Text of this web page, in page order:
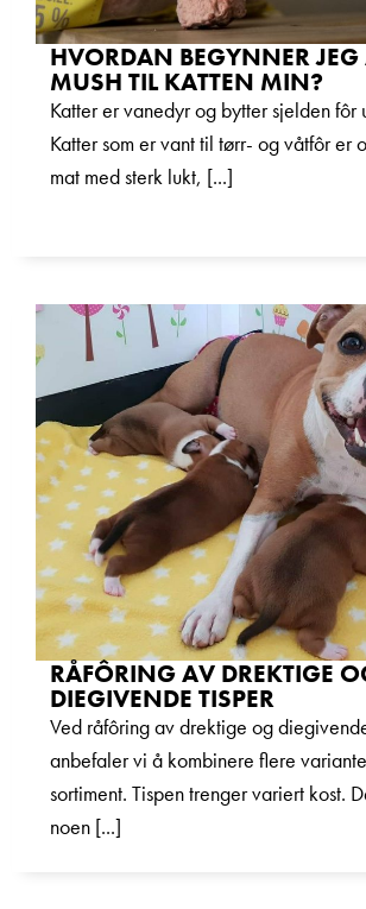
HVORDAN BEGYNNER JEG
MUSH TIL KATTEN MIN?
Katter er vanedyr og bytter sjelden fôr
Katter som er vant til tørr- og våtfôr er
mat med sterk lukt, [...]
RÅFÔRING AV DREKTIGE
DIEGIVENDE TISPER
Ved råfôring av drektige og
anbefaler vi å kombinere flere
sortiment. Tispen trenger variert kost.
noen [...]